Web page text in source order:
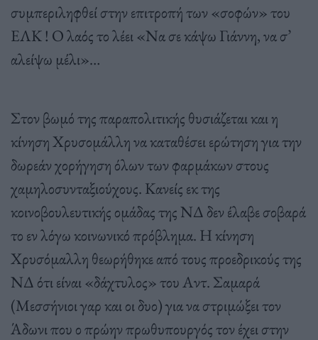
συμπεριληφθεί στην επιτροπή των «σοφών» του
ΕΛΚ ! Ο λαός το λέει «Να σε κάψω Γιάννη, να σ’
αλείψω μέλι»…
Στον βωμό της παραπολιτικής θυσιάζεται και η
κίνηση Χρυσομάλλη να καταθέσει ερώτηση για την
δωρεάν χορήγηση όλων των φαρμάκων στους
χαμηλοσυνταξιούχους. Κανείς εκ της
κοινοβουλευτικής ομάδας της ΝΔ δεν έλαβε σοβαρά
το εν λόγω κοινωνικό πρόβλημα. Η κίνηση
Χρυσόμαλλη θεωρήθηκε από τους προεδρικούς της
ΝΔ ότι είναι «δάχτυλος» του Αντ. Σαμαρά
(Μεσσήνιοι γαρ και οι δυο) για να στριμώξει τον
Άδωνι που ο πρώην πρωθυπουργός τον έχει στην